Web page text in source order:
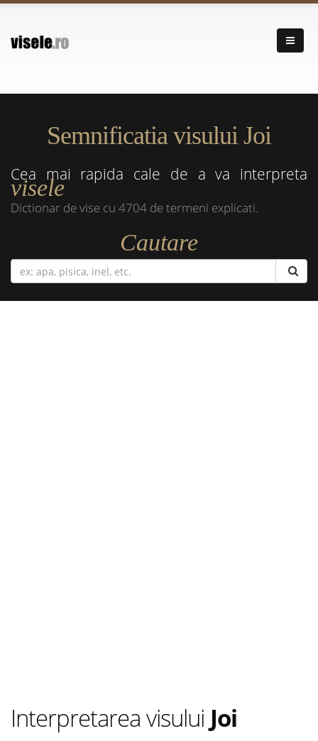
Semnificatia visului Joi
Cea mai rapida cale de a va interpreta
visele
Dictionar de vise cu 4704 de termeni explicati.
Cautare
Interpretarea visului Joi